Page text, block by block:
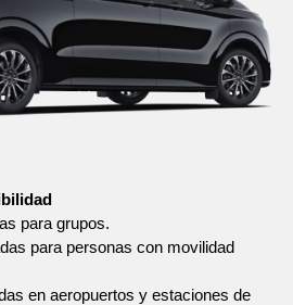
para grupos.
para personas con movilidad
en aeropuertos y estaciones de